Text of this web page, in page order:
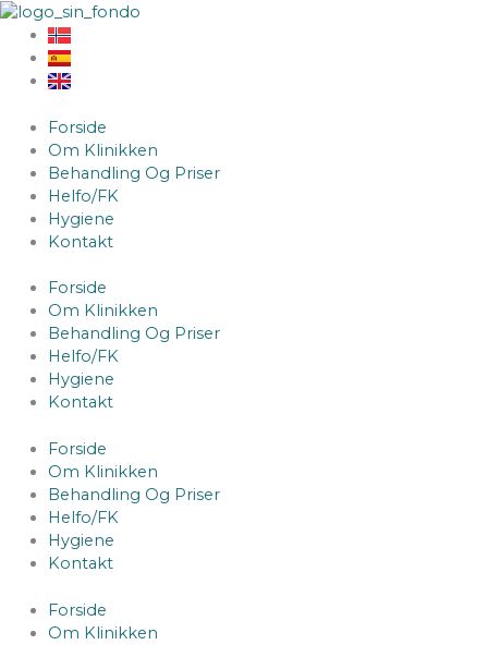
Hopp
innhald
Forside
Om Klinikken
Behandling Og Priser
Helfo/FK
Hygiene
Kontakt
Forside
Om Klinikken
Behandling Og Priser
Helfo/FK
Hygiene
Kontakt
Forside
Om Klinikken
Behandling Og Priser
Helfo/FK
Hygiene
Kontakt
Forside
Om Klinikken